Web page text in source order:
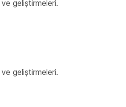
geliştirmeleri.
geliştirmeleri.